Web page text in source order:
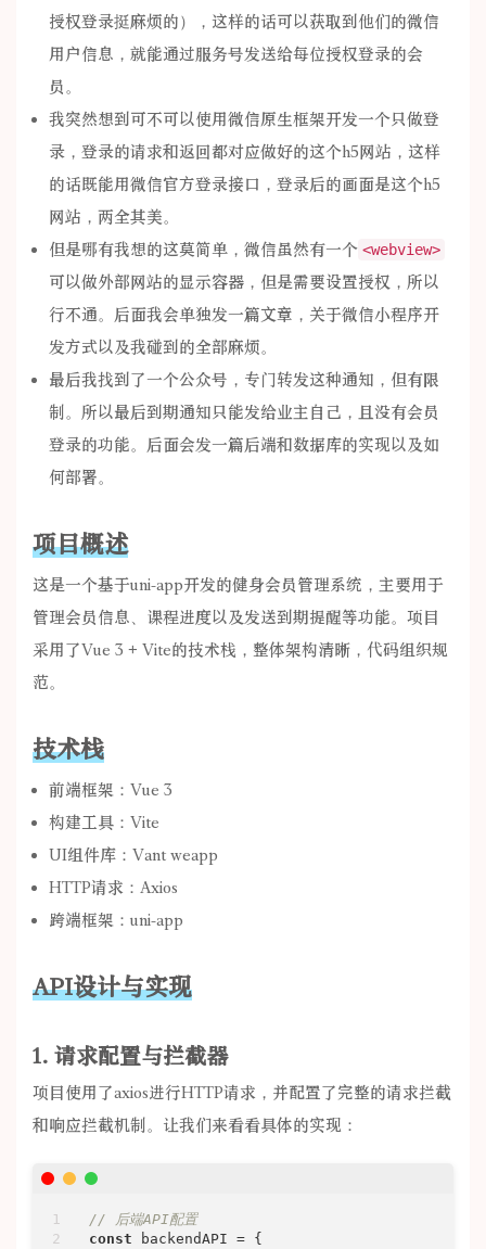
授权登录挺麻烦的），这样的话可以获取到他们的微信
用户信息，就能通过服务号发送给每位授权登录的会
员。
我突然想到可不可以使用微信原生框架开发一个只做登
录，登录的请求和返回都对应做好的这个h5网站，这样
的话既能用微信官方登录接口，登录后的画面是这个h5
网站，两全其美。
但是哪有我想的这莫简单，微信虽然有一个 <webview>
可以做外部网站的显示容器，但是需要设置授权，所以
行不通。后面我会单独发一篇文章，关于微信小程序开
发方式以及我碰到的全部麻烦。
最后我找到了一个公众号，专门转发这种通知，但有限
制。所以最后到期通知只能发给业主自己，且没有会员
登录的功能。后面会发一篇后端和数据库的实现以及如
何部署。
项目概述
这是一个基于uni-app开发的健身会员管理系统，主要用于
管理会员信息、课程进度以及发送到期提醒等功能。项目
采用了Vue 3 + Vite的技术栈，整体架构清晰，代码组织规
范。
技术栈
前端框架：Vue 3
构建工具：Vite
UI组件库：Vant weapp
HTTP请求：Axios
跨端框架：uni-app
API设计与实现
1. 请求配置与拦截器
项目使用了axios进行HTTP请求，并配置了完整的请求拦截
和响应拦截机制。让我们来看看具体的实现：
// 后端API配置
const backendAPI = {